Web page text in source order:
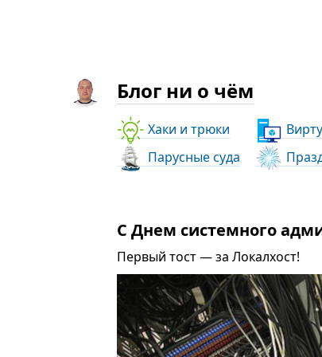
Блог ни о чём
Хаки и трюки
Парусные суда
С Днем системного
Первый тост — за Локалхост!